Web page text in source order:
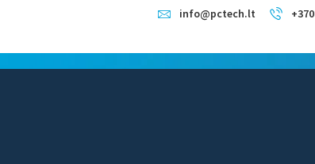
info@pctech.lt
Kompiuterių
Kompiuterių priežiūra
TITULINIS
KAINOS